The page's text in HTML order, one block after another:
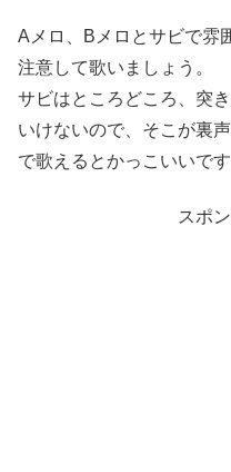
Aメロ、Bメロとサビで雰
注意して歌いましょう。
サビはところどころ、突
いけないので、そこが裏
で歌えるとかっこいいです
スポ